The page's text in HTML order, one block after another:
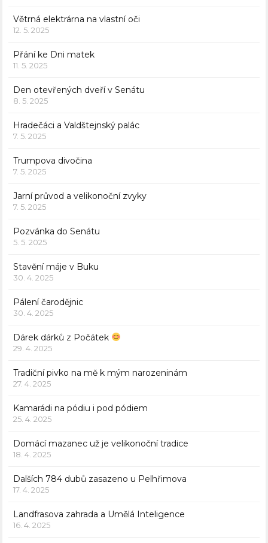
Větrná elektrárna na vlastní oči
12. 5. 2025
Přání ke Dni matek
11. 5. 2025
Den otevřených dveří v Senátu
8. 5. 2025
Hradečáci a Valdštejnský palác
7. 5. 2025
Trumpova divočina
7. 5. 2025
Jarní průvod a velikonoční zvyky
7. 5. 2025
Pozvánka do Senátu
5. 5. 2025
Stavění máje v Buku
30. 4. 2025
Pálení čarodějnic
30. 4. 2025
Dárek dárků z Počátek
29. 4. 2025
Tradiční pivko na mě k mým narozeninám
27. 4. 2025
Kamarádi na pódiu i pod pódiem
25. 4. 2025
Domácí mazanec už je velikonoční tradice
18. 4. 2025
Dalších 784 dubů zasazeno u Pelhřimova
17. 4. 2025
Landfrasova zahrada a Umělá Inteligence
16. 4. 2025